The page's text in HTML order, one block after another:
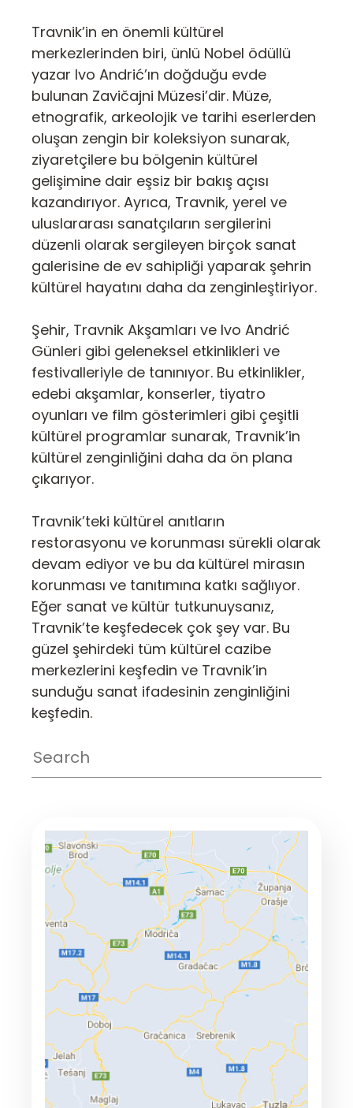
Travnik’in en önemli kültürel
merkezlerinden biri, ünlü Nobel ödüllü
yazar Ivo Andrić’ın doğduğu evde
bulunan Zavičajni Müzesi’dir. Müze,
etnografik, arkeolojik ve tarihi eserlerden
oluşan zengin bir koleksiyon sunarak,
ziyaretçilere bu bölgenin kültürel
gelişimine dair eşsiz bir bakış açısı
kazandırıyor. Ayrıca, Travnik, yerel ve
uluslararası sanatçıların sergilerini
düzenli olarak sergileyen birçok sanat
galerisine de ev sahipliği yaparak şehrin
kültürel hayatını daha da zenginleştiriyor.
Şehir, Travnik Akşamları ve Ivo Andrić
Günleri gibi geleneksel etkinlikleri ve
festivalleriyle de tanınıyor. Bu etkinlikler,
edebi akşamlar, konserler, tiyatro
oyunları ve film gösterimleri gibi çeşitli
kültürel programlar sunarak, Travnik’in
kültürel zenginliğini daha da ön plana
çıkarıyor.
Travnik’teki kültürel anıtların
restorasyonu ve korunması sürekli olarak
devam ediyor ve bu da kültürel mirasın
korunması ve tanıtımına katkı sağlıyor.
Eğer sanat ve kültür tutkunuysanız,
Travnik’te keşfedecek çok şey var. Bu
güzel şehirdeki tüm kültürel cazibe
merkezlerini keşfedin ve Travnik’in
sunduğu sanat ifadesinin zenginliğini
keşfedin.